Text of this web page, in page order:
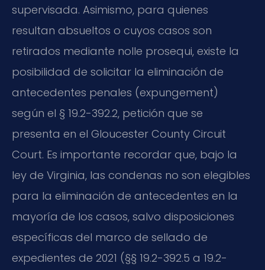
supervisada. Asimismo, para quienes
resultan absueltos o cuyos casos son
retirados mediante nolle prosequi, existe la
posibilidad de solicitar la eliminación de
antecedentes penales (expungement)
según el § 19.2-392.2, petición que se
presenta en el Gloucester County Circuit
Court. Es importante recordar que, bajo la
ley de Virginia, las condenas no son elegibles
para la eliminación de antecedentes en la
mayoría de los casos, salvo disposiciones
específicas del marco de sellado de
expedientes de 2021 (§§ 19.2-392.5 a 19.2-